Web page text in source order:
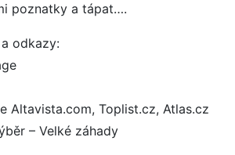
poznatky a tápat….
odkazy:
Altavista.com, Toplist.cz, Atlas.cz
– Velké záhady